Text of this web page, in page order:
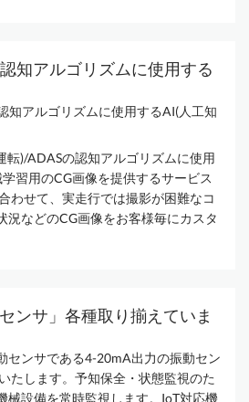
知アルゴリズムに使用する
知アルゴリズムに使用するAI(人工知
転)/ADASの認知アルゴリズムに使用
習用のCG画像を提供するサービス
わせて、実走行では撮影が困難なコ
況などのCG画像をお客様毎にカスタ
ンサ」各種取り揃えていま
センサである4-20mA出力の振動セン
たします。予知保全・状態監視のた
械設備を常時監視します。IoT対応機